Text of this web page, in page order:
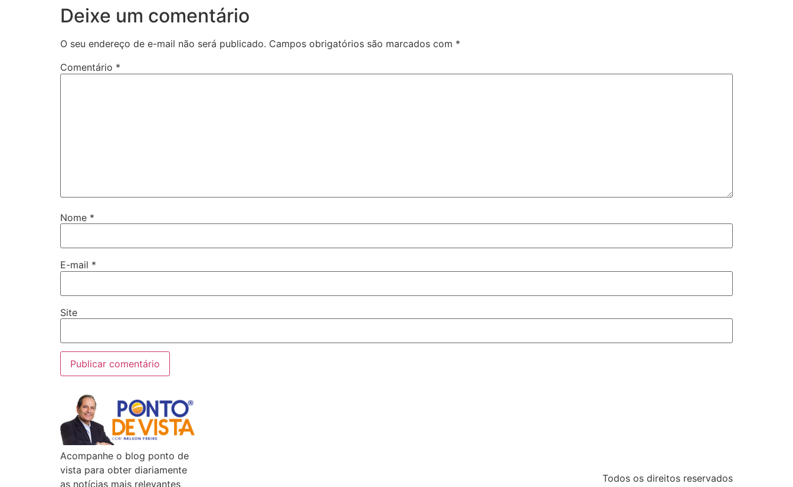
Deixe um comentário
O seu endereço de e-mail não será publicado. Campos obrigatórios são marcados com *
Comentário *
Nome *
E-mail *
Site
Acompanhe o blog ponto de
vista para obter diariamente
as notícias mais relevantes
Todos os direitos reservados